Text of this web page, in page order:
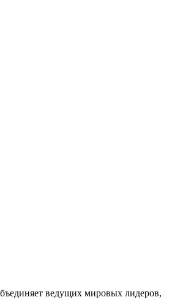
ведущих мировых лидеров,